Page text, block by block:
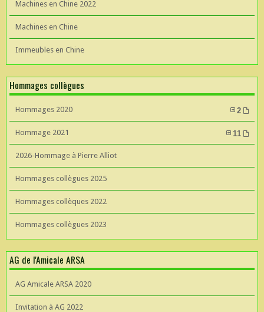
Machines en Chine 2022
Machines en Chine
Immeubles en Chine
Hommages collègues
Hommages 2020 2
Hommage 2021 11
2026-Hommage à Pierre Alliot
Hommages collègues 2025
Hommages collèques 2022
Hommages collègues 2023
AG de l'Amicale ARSA
AG Amicale ARSA 2020
Invitation à AG 2022